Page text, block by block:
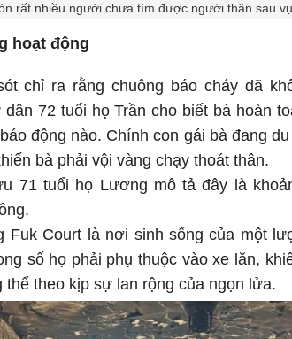
rất nhiều người chưa tìm được người thân sau
hoạt động
chỉ ra rằng chuông báo cháy đã
72 tuổi họ Trần cho biết bà hoàn
động nào. Chính con gái bà đang
bà phải vội vàng chạy thoát thân.
71 tuổi họ Lương mô tả đây là
Fuk Court là nơi sinh sống của một
số họ phải phụ thuộc vào xe lăn,
theo kịp sự lan rộng của ngọn lửa.